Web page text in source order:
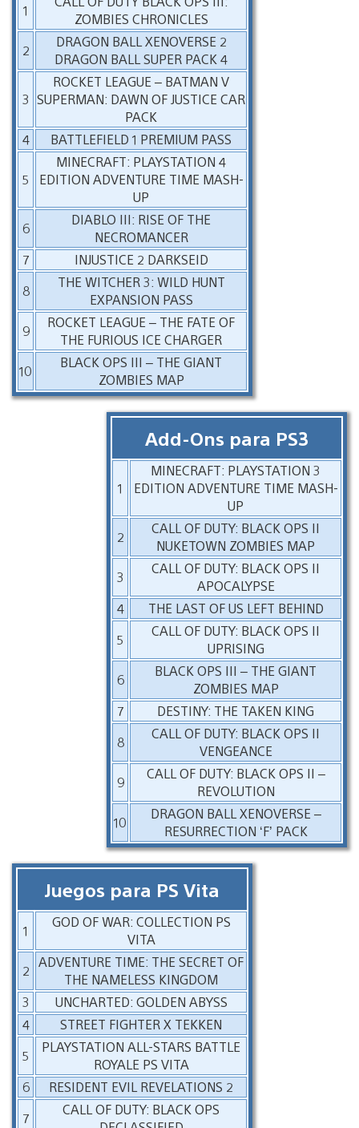
1
ZOMBIES CHRONICLES
2
DRAGON BALL XENOVERSE 2
DRAGON BALL SUPER PACK 4
3
ROCKET LEAGUE – BATMAN V
SUPERMAN: DAWN OF JUSTICE CAR
PACK
4
BATTLEFIELD 1 PREMIUM PASS
5
MINECRAFT: PLAYSTATION 4
EDITION ADVENTURE TIME MASH-
UP
6
DIABLO III: RISE OF THE
NECROMANCER
7
INJUSTICE 2 DARKSEID
8
THE WITCHER 3: WILD HUNT
EXPANSION PASS
9
ROCKET LEAGUE – THE FATE OF
THE FURIOUS ICE CHARGER
10
BLACK OPS III – THE GIANT
ZOMBIES MAP
Add-Ons para PS3
1
MINECRAFT: PLAYSTATION 3
EDITION ADVENTURE TIME MASH-
UP
2
CALL OF DUTY: BLACK OPS II
NUKETOWN ZOMBIES MAP
3
CALL OF DUTY: BLACK OPS II
APOCALYPSE
4
THE LAST OF US LEFT BEHIND
5
CALL OF DUTY: BLACK OPS II
UPRISING
6
BLACK OPS III – THE GIANT
ZOMBIES MAP
7
DESTINY: THE TAKEN KING
8
CALL OF DUTY: BLACK OPS II
VENGEANCE
9
CALL OF DUTY: BLACK OPS II –
REVOLUTION
10
DRAGON BALL XENOVERSE –
RESURRECTION ‘F’ PACK
Juegos para PS Vita
1
GOD OF WAR: COLLECTION PS
VITA
2
ADVENTURE TIME: THE SECRET OF
THE NAMELESS KINGDOM
3
UNCHARTED: GOLDEN ABYSS
4
STREET FIGHTER X TEKKEN
5
PLAYSTATION ALL-STARS BATTLE
ROYALE PS VITA
6
RESIDENT EVIL REVELATIONS 2
7
CALL OF DUTY: BLACK OPS